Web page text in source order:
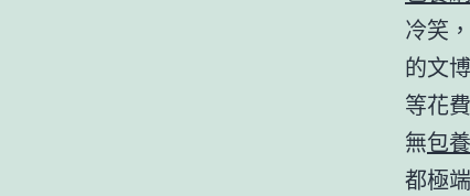
冷笑
的文
等花
無包
都極